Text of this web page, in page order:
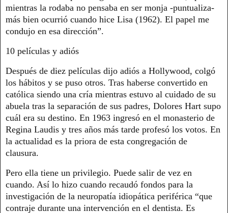
mientras la rodaba no pensaba en ser monja -puntualiza-
más bien ocurrió cuando hice Lisa (1962). El papel me
condujo en esa dirección”.
10 películas y adiós
Después de diez películas dijo adiós a Hollywood, colgó
los hábitos y se puso otros. Tras haberse convertido en
católica siendo una cría mientras estuvo al cuidado de su
abuela tras la separación de sus padres, Dolores Hart supo
cuál era su destino. En 1963 ingresó en el monasterio de
Regina Laudis y tres años más tarde profesó los votos. En
la actualidad es la priora de esta congregación de
clausura.
Pero ella tiene un privilegio. Puede salir de vez en
cuando. Así lo hizo cuando recaudó fondos para la
investigación de la neuropatía idiopática periférica “que
contraje durante una intervención en el dentista. Es